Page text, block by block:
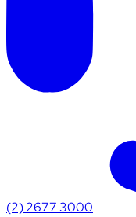
(2) 2677 3000